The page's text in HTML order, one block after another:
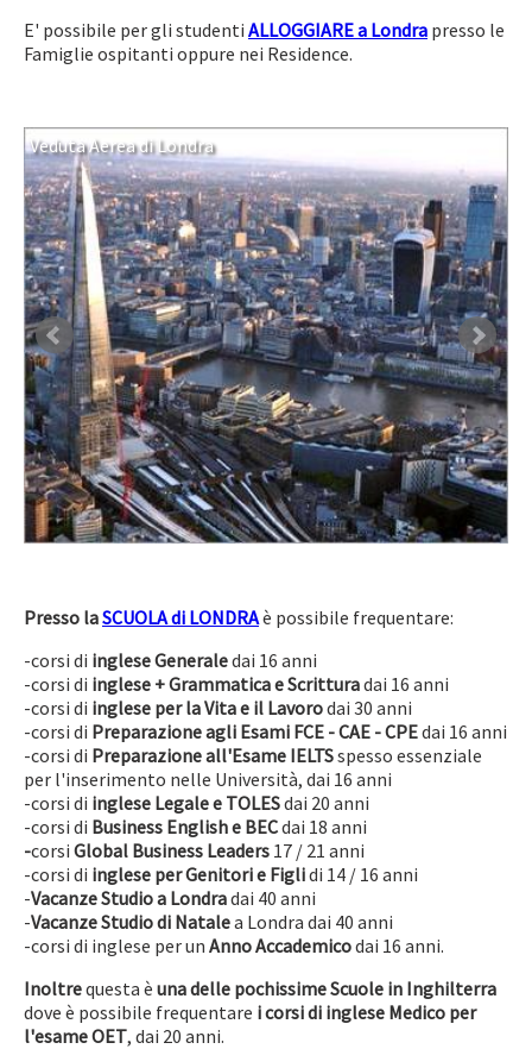
E' possibile per gli studenti ALLOGGIARE a Londra presso le
Famiglie ospitanti oppure nei Residence.
Veduta Aerea di Londra
Presso laSCUOLA di LONDRAè possibile frequentare:
-corsi di inglese Generaledai 16 anni
-corsi di inglese + Grammatica e Scritturadai 16 anni
-corsi di inglese per la Vita e il Lavorodai 30 anni
-corsi di Preparazione agli Esami FCE - CAE - CPEdai 16 anni
-corsi di Preparazione all'Esame IELTSspesso essenziale
per l'inserimento nelle Università, dai 16 anni
-corsi di inglese Legale e TOLESdai 20 anni
-corsi di Business English e BECdai 18 anni
-corsi Global Business Leaders 17 / 21 anni
-corsi di inglese perGenitori e Figlidi 14 / 16 anni
-Vacanze Studio a Londradai 40 anni
-Vacanze Studio di Natalea Londra dai 40 anni
-corsi di inglese per un Anno Accademicodai 16 anni.
Inoltrequesta è una delle pochissime Scuole in Inghilterra
dove è possibile frequentare i corsi di inglese Medico per
l'esame OET, dai 20 anni.